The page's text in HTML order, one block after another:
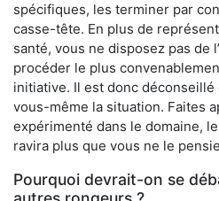
spécifiques, les terminer par
casse-tête. En plus de
santé, vous ne disposez pas de
procéder le plus
initiative. Il est donc
vous-même la situation. Faites
expérimenté dans le domaine,
ravira plus que vous ne le
Pourquoi devrait-on se